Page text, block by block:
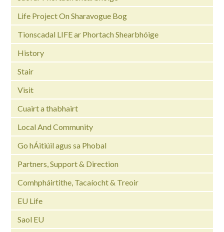
Life Project On Sharavogue Bog
Tionscadal LIFE ar Phortach Shearbhóige
History
Stair
Visit
Cuairt a thabhairt
Local And Community
Go hÁitiúil agus sa Phobal
Partners, Support & Direction
Comhpháirtithe, Tacaíocht & Treoir
EU Life
Saol EU